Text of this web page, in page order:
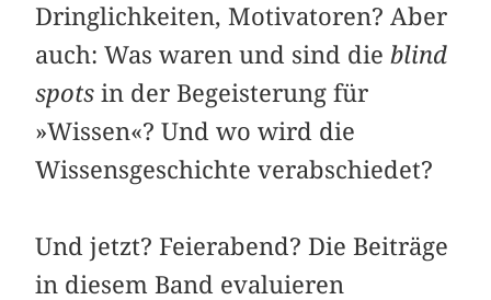
Dringlichkeiten, Motivatoren? Aber
auch: Was waren und sind die blind
spots in der Begeisterung für
»Wissen«? Und wo wird die
Wissensgeschichte verabschiedet?
Und jetzt? Feierabend? Die Beiträge
in diesem Band evaluieren